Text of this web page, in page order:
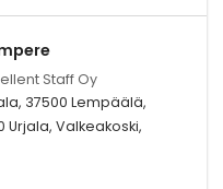
Staff Oy
37500 Lempäälä,
Urjala, Valkeakoski,